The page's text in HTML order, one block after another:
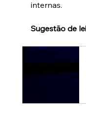
internas.
Sugestão de